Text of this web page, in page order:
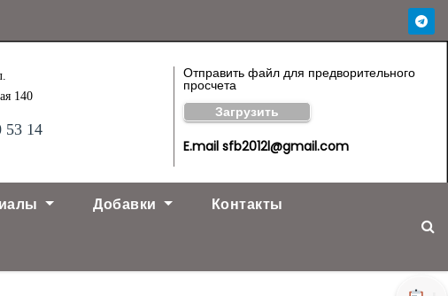
140
53 14
Отправить файл для предворительного
просчета
Загрузить
E.mail sfb2012l@gmail.com
Добавки Контакты